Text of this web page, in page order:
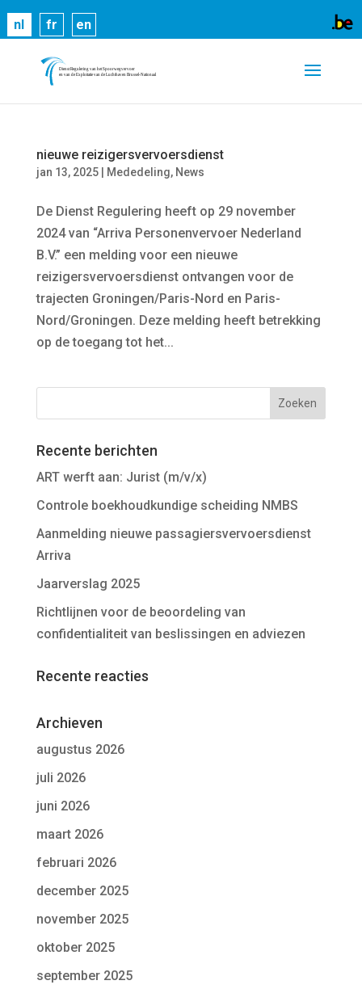
nl fr en
nieuwe reizigersvervoersdienst
jan 13, 2025| Mededeling, News
De Dienst Regulering heeft op 29 november
2024 van “Arriva Personenvervoer Nederland
B.V.” een melding voor een nieuwe
reizigersvervoersdienst ontvangen voor de
trajecten Groningen/Paris-Nord en Paris-
Nord/Groningen. Deze melding heeft betrekking
op de toegang tot het...
Recente berichten
ART werft aan: Jurist (m/v/x)
Controle boekhoudkundige scheiding NMBS
Aanmelding nieuwe passagiersvervoersdienst
Arriva
Jaarverslag 2025
Richtlijnen voor de beoordeling van
confidentialiteit van beslissingen en adviezen
Recente reacties
Archieven
augustus 2026
juli 2026
juni 2026
maart 2026
februari 2026
december 2025
november 2025
oktober 2025
september 2025
Cookies helpen ons bij het leveren van onze
diensten. Door gebruik te maken van onze diensten,
gaat u akkoord met ons gebruik van cookies.
informatie